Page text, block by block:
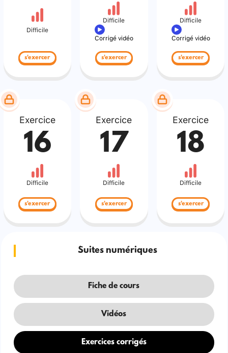
Difficile
s'exercer
Difficile
Corrigé vidéo
s'exercer
Difficile
Corrigé vidéo
s'exercer
Exercice
16
Difficile
s'exercer
Exercice
17
Difficile
s'exercer
Exercice
18
Difficile
s'exercer
Suites numériques
Fiche de cours
Vidéos
Exercices corrigés